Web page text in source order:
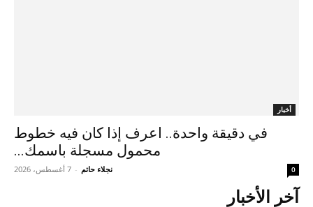
أخبار
في دقيقة واحدة.. اعرف إذا كان فيه خطوط
محمول مسجلة باسمك...
نجلاء حاتم - 7 أغسطس، 2026 0
آخر الأخبار